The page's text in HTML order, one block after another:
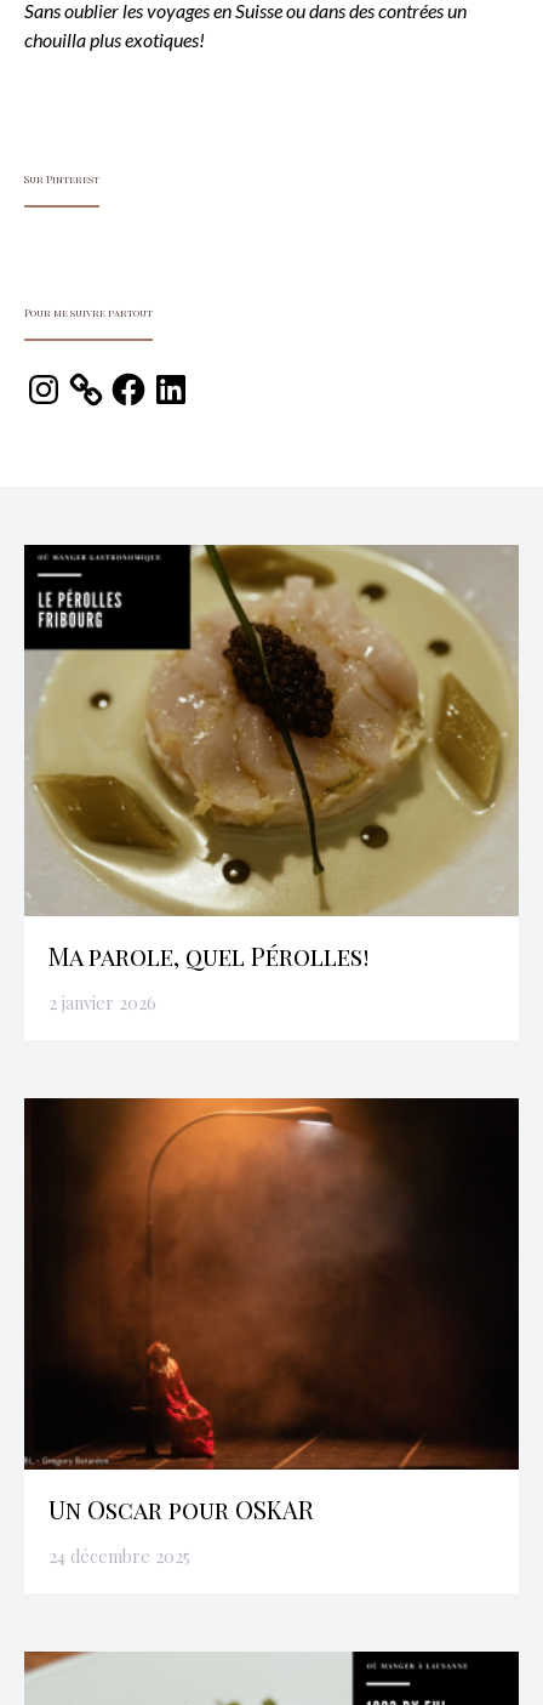
Sans oublier les voyages en Suisse ou dans des contrées un
chouilla plus exotiques!
Sur Pinterest
Pour me suivre partout
Instagram FacebookLinkedIn
Ma parole, quel Pérolles!
2 janvier 2026
Un Oscar pour OSKAR
24 décembre 2025